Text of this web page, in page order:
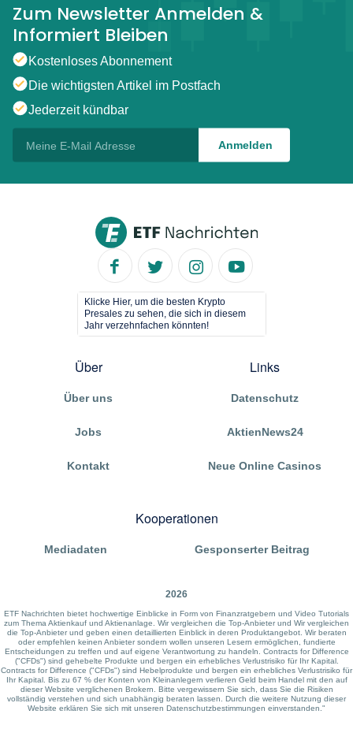
Zum Newsletter Anmelden &
Informiert Bleiben
Kostenloses Abonnement
Die wichtigsten Artikel im Postfach
Jederzeit kündbar
Klicke Hier, um die besten Krypto
Presales zu sehen, die sich in diesem
Jahr verzehnfachen könnten!
Über
Über uns
Jobs
Kontakt
Links
Datenschutz
AktienNews24
Neue Online Casinos
Kooperationen
Mediadaten Gesponserter Beitrag
2026
ETF Nachrichten bietet hochwertige Einblicke in Form von Finanzratgebern und Video Tutorials
zum Thema Aktienkauf und Aktienanlage. Wir vergleichen die Top-Anbieter und Wir vergleichen
die Top-Anbieter und geben einen detaillierten Einblick in deren Produktangebot. Wir beraten
oder empfehlen keinen Anbieter sondern wollen unseren Lesern ermöglichen, fundierte
Entscheidungen zu treffen und auf eigene Verantwortung zu handeln. Contracts for Difference
("CFDs") sind gehebelte Produkte und bergen ein erhebliches Verlustrisiko für Ihr Kapital.
Contracts for Difference ("CFDs") sind Hebelprodukte und bergen ein erhebliches Verlustrisiko für
Ihr Kapital. Bis zu 67 % der Konten von Kleinanlegern verlieren Geld beim Handel mit den auf
dieser Website verglichenen Brokern. Bitte vergewissern Sie sich, dass Sie die Risiken
vollständig verstehen und sich unabhängig beraten lassen. Durch die weitere Nutzung dieser
Website erklären Sie sich mit unseren Datenschutzbestimmungen einverstanden."